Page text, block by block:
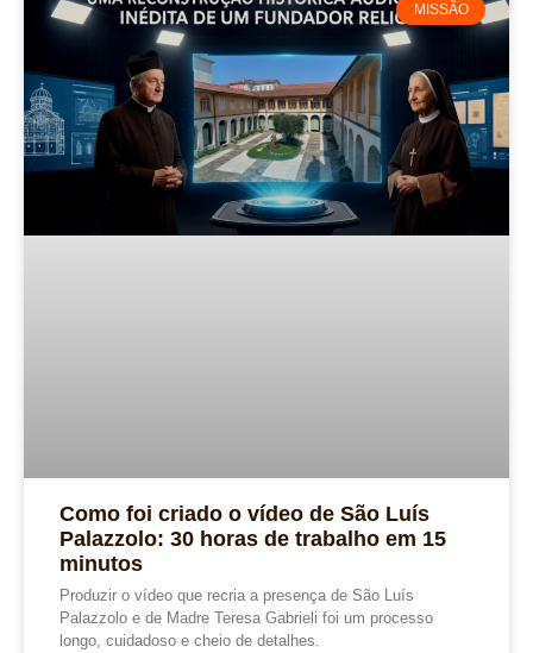
MISSÃO
Como foi criado o vídeo de São Luís
Palazzolo: 30 horas de trabalho em 15
minutos
Produzir o vídeo que recria a presença de São Luís
Palazzolo e de Madre Teresa Gabrieli foi um processo
longo, cuidadoso e cheio de detalhes.